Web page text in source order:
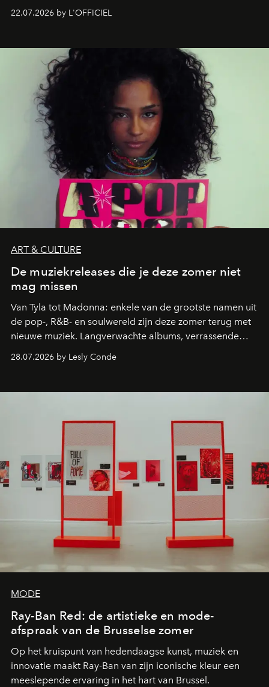
zestig, een Japanse hotspot die na zonsondergang
verandert in een bruisende ontmoetingsplek en de
neerstrijkt in Saint-Tropez. Dit zijn de nieuwe adressen
die deze zomer de toon zetten, van lange lunches tot
zwoele nachten.
22.07.2026 by L'OFFICIEL
ART & CULTURE
De muziekreleases die je deze zomer niet
mag missen
Van Tyla tot Madonna: enkele van de grootste namen uit
de pop-, R&B- en soulwereld zijn deze zomer terug met
nieuwe muziek. Langverwachte albums, verrassende
comebacks en veelbelovende nieuwe projecten: dit zijn
de releases die je niet mag missen.
28.07.2026 by Lesly Conde
MODE
Ray-Ban Red: de artistieke en mode-
afspraak van de Brusselse zomer
Op het kruispunt van hedendaagse kunst, muziek en
innovatie maakt Ray-Ban van zijn iconische kleur een
meeslepende ervaring in het hart van Brussel.